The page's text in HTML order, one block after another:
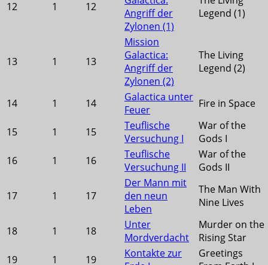
12 1 12
Angriff der
Zylonen (1)
Legend (1)
13 1 13
Mission
Galactica:
Angriff der
Zylonen (2)
The Living
Legend (2)
14 1 14
Galactica unter
Feuer
Fire in Space
15 1 15
Teuflische
Versuchung I
War of the
Gods I
16
1 16
Teuflische
Versuchung II
War of the
Gods II
17 1 17
Der Mann mit
den neun
Leben
The Man With
Nine Lives
18 1 18
Unter
Mordverdacht
Murder on the
Rising Star
19
1 19
Kontakte zur
Greetings